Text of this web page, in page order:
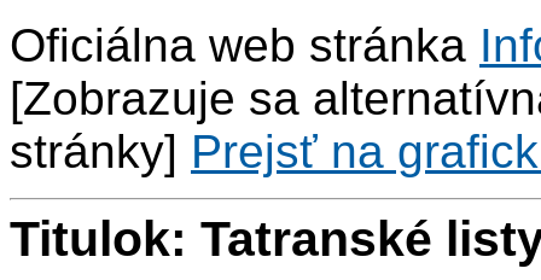
Oficiálna web stránka
[Zobrazuje sa
stránky] Prejsť na
Titulok: Tatranské